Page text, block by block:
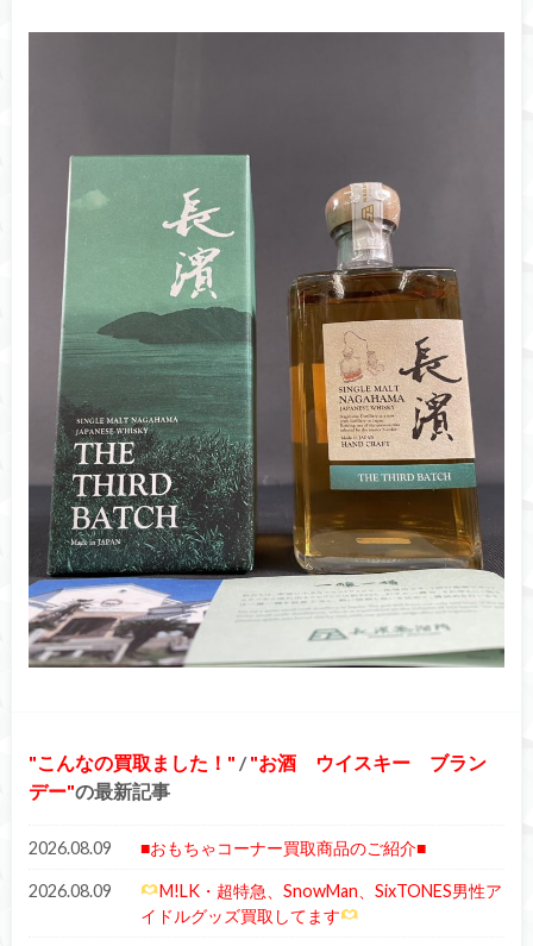
こんなの買取ました！ / お酒 ウイスキー ブラン
デー の最新記事
2026.08.09 ■おもちゃコーナー買取商品のご紹介■
2026.08.09
M!LK・超特急、SnowMan、SixTONES男性ア
イドルグッズ買取してます